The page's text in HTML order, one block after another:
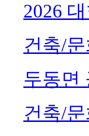
2026
건축/
두동면
건축/